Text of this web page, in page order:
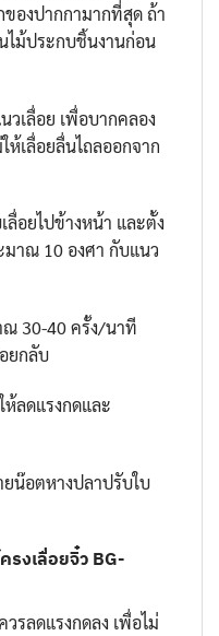
ของปากกามากที่สุด ถ้า
ไม้ประกบชิ้นงานก่อน
วเลื่อย เพื่อบากคลอง
ห้เลื่อยลื่นไถลออกจาก
ลื่อยไปข้างหน้า และตั้ง
าณ 10 องศา กับแนว
ณ 30-40 ครั้ง/นาที
ยกลับ
ห้ลดแรงกดและ
ยน๊อตหางปลาปรับใบ
รงเลื่อยจิ๋ว BG-
รลดแรงกดลง เพื่อไม่